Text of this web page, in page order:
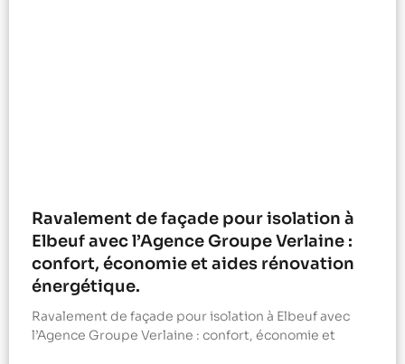
Ravalement de façade pour isolation à
Elbeuf avec l’Agence Groupe Verlaine :
confort, économie et aides rénovation
énergétique.
Ravalement de façade pour isolation à Elbeuf avec
l’Agence Groupe Verlaine : confort, économie et